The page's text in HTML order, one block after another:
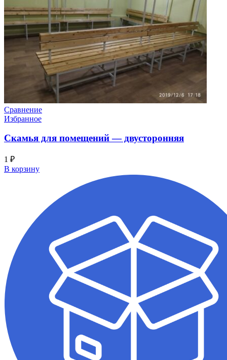
Сравнение
Избранное
Скамья для помещений — двусторонняя
1 ₽
В корзину